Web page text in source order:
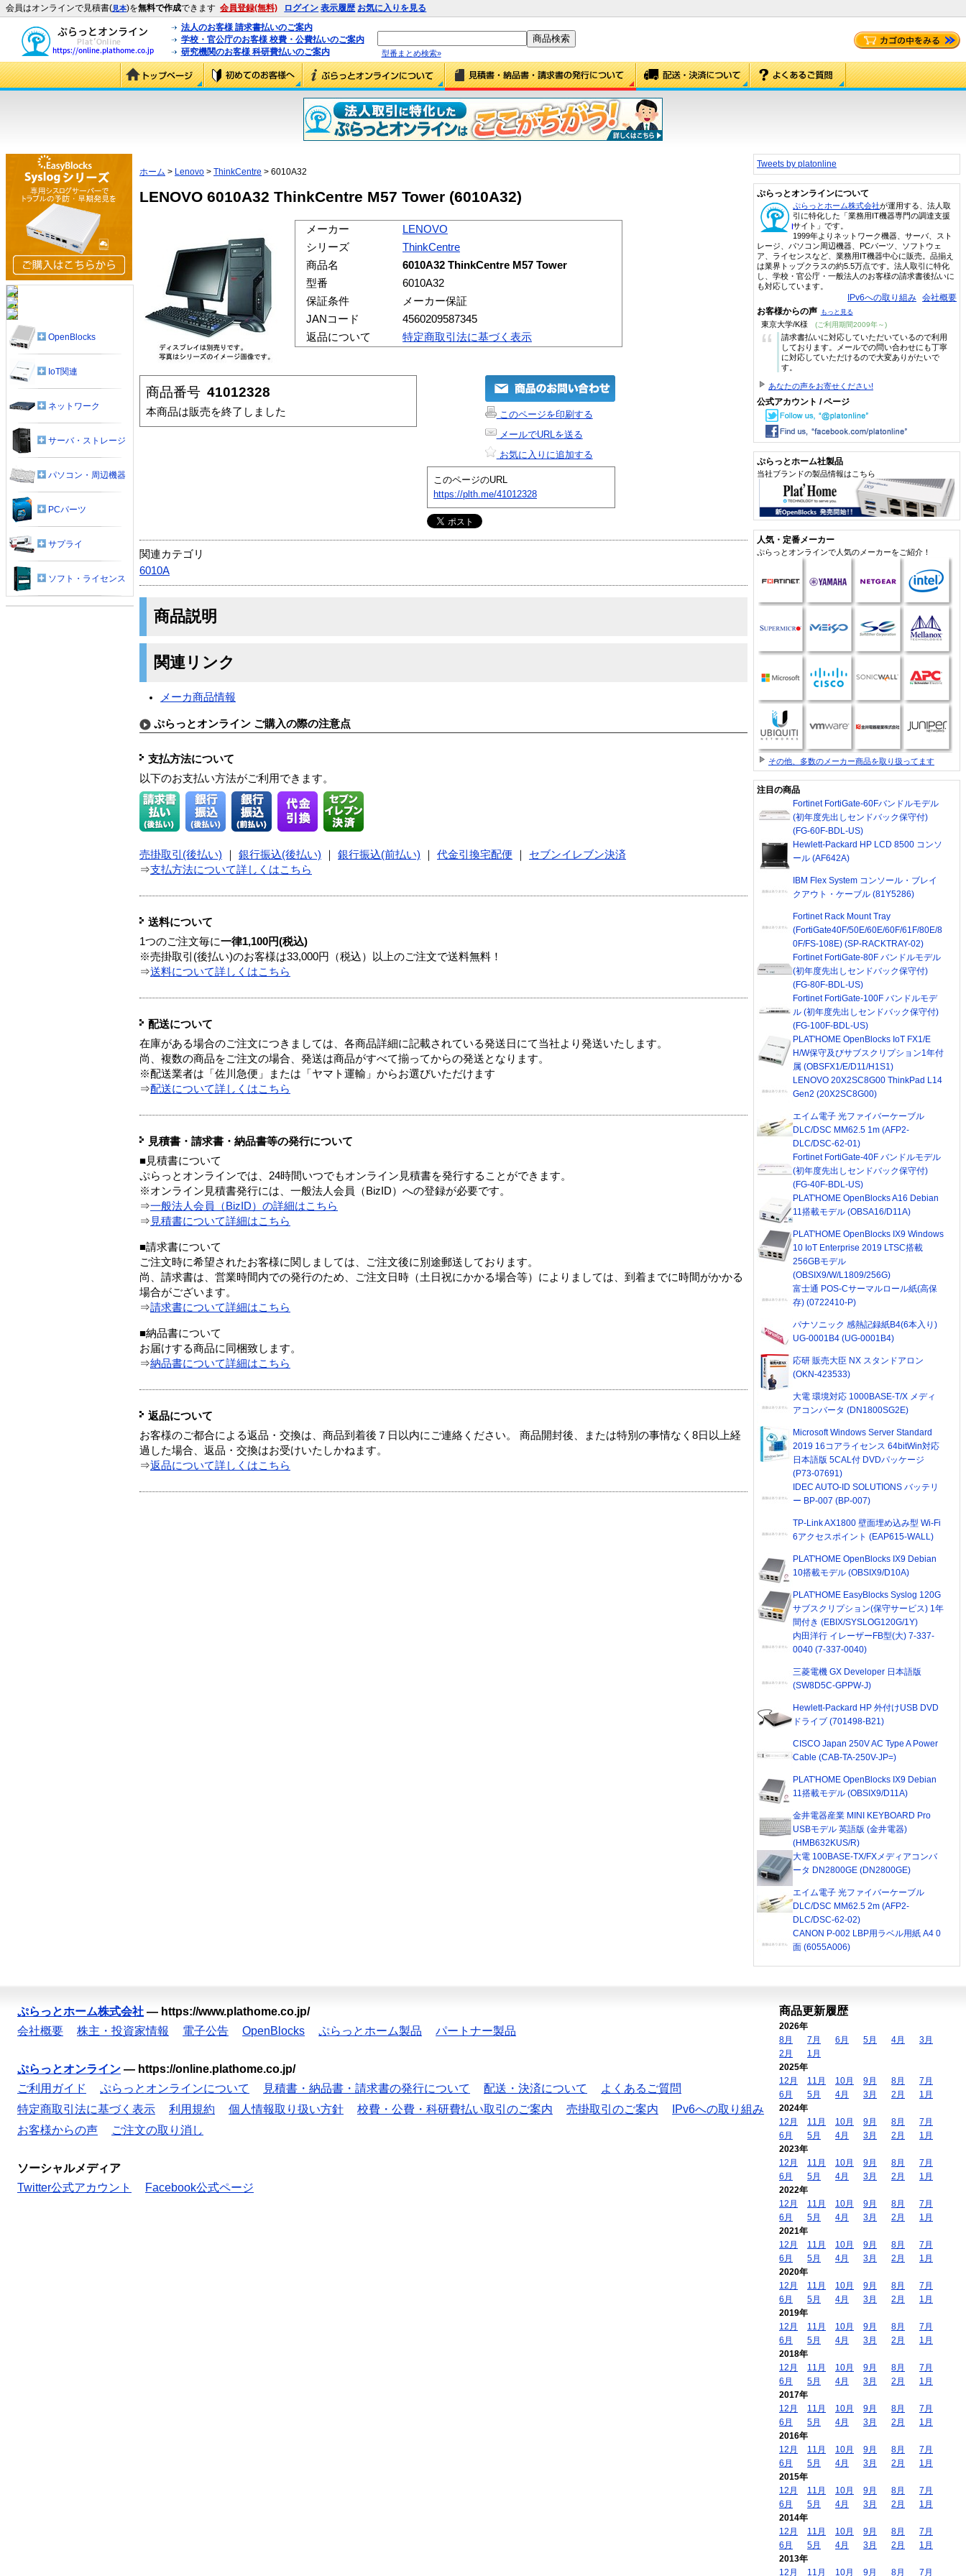
会員はオンラインで見積書(見本)を無料で作成できます 会員登録(無料) ログイン 表示履歴 お気に入りを見る
法人のお客様 請求書払いのご案内
学校・官公庁のお客様 校費・公費払いのご案内
研究機関のお客様 科研費払いのご案内
型番まとめ検索»
ホーム > Lenovo > ThinkCentre > 6010A32
LENOVO 6010A32 ThinkCentre M57 Tower (6010A32)
メーカー
LENOVO
シリーズ
ThinkCentre
商品名
6010A32 ThinkCentre M57 Tower
型番
6010A32
保証条件
メーカー保証
JANコード
4560209587345
返品について
特定商取引法に基づく表示
商品番号 41012328
本商品は販売を終了しました
このページを印刷する
メールでURLを送る
お気に入りに追加する
このページのURL
https://plth.me/41012328
関連カテゴリ
6010A
商品説明
関連リンク
メーカ商品情報
ぷらっとオンライン ご購入の際の注意点
支払方法について
以下のお支払い方法がご利用できます。
売掛取引(後払い) 銀行振込(後払い) 銀行振込(前払い) 代金引換宅配便
セブンイレブン決済
⇒支払方法について詳しくはこちら
送料について
1つのご注文毎に一律1,100円(税込)
※売掛取引(後払い)のお客様は33,000円（税込）以上のご注文で送料無料！
⇒送料について詳しくはこちら
配送について
在庫がある場合のご注文につきましては、各商品詳細に記載されている発送日にて当社より発送いたします。
尚、複数の商品をご注文の場合、発送は商品がすべて揃ってからの発送となります。
※配送業者は「佐川急便」または「ヤマト運輸」からお選びいただけます
⇒配送について詳しくはこちら
見積書・請求書・納品書等の発行について
■見積書について
ぷらっとオンラインでは、24時間いつでもオンライン見積書を発行することができます。
※オンライン見積書発行には、一般法人会員（BizID）への登録が必要です。
⇒一般法人会員（BizID）の詳細はこちら
⇒ 見積書について詳細はこちら
■請求書について
ご注文時に希望されたお客様に関しましては、ご注文後に別途郵送しております。
尚、請求書は、営業時間内での発行のため、ご注文日時（土日祝にかかる場合等）によりましては、到着までに時間がかかる
場合がございます。
⇒請求書について詳細はこちら
■納品書について
お届けする商品に同梱致します。
⇒納品書について詳細はこちら
返品について
お客様のご都合による返品・交換は、商品到着後７日以内にご連絡ください。 商品開封後、または特別の事情なく8日以上経
過した場合、返品・交換はお受けいたしかねます。
⇒返品について詳しくはこちら
OpenBlocks
IoT関連
ネットワーク
サーバ・ストレージ
パソコン・周辺機器
PCパーツ
サプライ
ソフト・ライセンス
Tweets by platonline
ぷらっとオンラインについて
ぷらっとホーム株式会社が運用する、法人取
引に特化した「業務用IT機器専門の調達支援
サイト」です。
1999年よりネットワーク機器、サーバ、スト
レージ、パソコン周辺機器、PCパーツ、ソフトウェ
ア、ライセンスなど、業務用IT機器中心に販売。品揃え
は業界トップクラスの約5.5万点です。法人取引に特化
し、学校・官公庁・一般法人のお客様の請求書後払いに
も対応しています。
IPv6への取り組み 会社概要
お客様からの声 もっと見る
東京大学/K様 (ご利用期間2009年～)
“
請求書払いに対応していただいているので利用
しております。メールでの問い合わせにも丁寧
に対応していただけるので大変ありがたいで
す。
あなたの声をお寄せください!
公式アカウント / ページ
ぷらっとホーム社製品
当社ブランドの製品情報はこちら
人気・定番メーカー
ぷらっとオンラインで人気のメーカーをご紹介！
その他、多数のメーカー商品を取り扱ってます
注目の商品
Fortinet FortiGate-60Fバンドルモデル
(初年度先出しセンドバック保守付)
(FG-60F-BDL-US)
Hewlett-Packard HP LCD 8500 コンソ
ール (AF642A)
IBM Flex System コンソール・ブレイ
クアウト・ケーブル (81Y5286)
Fortinet Rack Mount Tray
(FortiGate40F/50E/60E/60F/61F/80E/8
0F/FS-108E) (SP-RACKTRAY-02)
Fortinet FortiGate-80F バンドルモデル
(初年度先出しセンドバック保守付)
(FG-80F-BDL-US)
Fortinet FortiGate-100F バンドルモデ
ル (初年度先出しセンドバック保守付)
(FG-100F-BDL-US)
PLAT'HOME OpenBlocks IoT FX1/E
H/W保守及びサブスクリプション1年付
属 (OBSFX1/E/D11/H1S1)
LENOVO 20X2SC8G00 ThinkPad L14
Gen2 (20X2SC8G00)
エイム電子 光ファイバーケーブル
DLC/DSC MM62.5 1m (AFP2-
DLC/DSC-62-01)
Fortinet FortiGate-40F バンドルモデル
(初年度先出しセンドバック保守付)
(FG-40F-BDL-US)
PLAT'HOME OpenBlocks A16 Debian
11搭載モデル (OBSA16/D11A)
PLAT'HOME OpenBlocks IX9 Windows
10 IoT Enterprise 2019 LTSC搭載
256GBモデル
(OBSIX9/W/L1809/256G)
富士通 POS-Cサーマルロール紙(高保
存) (0722410-P)
パナソニック 感熱記録紙B4(6本入り)
UG-0001B4 (UG-0001B4)
応研 販売大臣 NX スタンドアロン
(OKN-423533)
大電 環境対応 1000BASE-T/X メディ
アコンバータ (DN1800SG2E)
Microsoft Windows Server Standard
2019 16コアライセンス 64bitWin対応
日本語版 5CAL付 DVDパッケージ
(P73-07691)
IDEC AUTO-ID SOLUTIONS バッテリ
ー BP-007 (BP-007)
TP-Link AX1800 壁面埋め込み型 Wi-Fi
6アクセスポイント (EAP615-WALL)
PLAT'HOME OpenBlocks IX9 Debian
10搭載モデル (OBSIX9/D10A)
PLAT'HOME EasyBlocks Syslog 120G
サブスクリプション(保守サービス) 1年
間付き (EBIX/SYSLOG120G/1Y)
内田洋行 イレーザーFB型(大) 7-337-
0040 (7-337-0040)
三菱電機 GX Developer 日本語版
(SW8D5C-GPPW-J)
Hewlett-Packard HP 外付けUSB DVD
ドライブ (701498-B21)
CISCO Japan 250V AC Type A Power
Cable (CAB-TA-250V-JP=)
PLAT'HOME OpenBlocks IX9 Debian
11搭載モデル (OBSIX9/D11A)
金井電器産業 MINI KEYBOARD Pro
USBモデル 英語版 (金井電器)
(HMB632KUS/R)
大電 100BASE-TX/FXメディアコンバ
ータ DN2800GE (DN2800GE)
エイム電子 光ファイバーケーブル
DLC/DSC MM62.5 2m (AFP2-
DLC/DSC-62-02)
CANON P-002 LBP用ラベル用紙 A4 0
面 (6055A006)
ぷらっとホーム株式会社 — https://www.plathome.co.jp/
会社概要
株主・投資家情報 電子公告 OpenBlocks ぷらっとホーム製品 パートナー製品
ぷらっとオンライン — https://online.plathome.co.jp/
ご利用ガイド
ぷらっとオンラインについて 見積書・納品書・請求書の発行について 配送・決済について
よくあるご質問
特定商取引法に基づく表示
利用規約 個人情報取り扱い方針 校費・公費・科研費払い取引のご案内 売掛取引のご案内
IPv6への取り組み
お客様からの声
ご注文の取り消し
ソーシャルメディア
Twitter公式アカウント
Facebook公式ページ
商品更新履歴
2026年
8月
7月 6月 5月 4月
3月
2月
1月
2025年
12月
11月 10月 9月 8月
7月
6月
5月 4月 3月 2月
1月
2024年
12月
11月 10月 9月 8月
7月
6月
5月 4月 3月 2月
1月
2023年
12月
11月 10月 9月 8月
7月
6月
5月 4月 3月 2月
1月
2022年
12月
11月 10月 9月 8月
7月
6月
5月 4月 3月 2月
1月
2021年
12月
11月 10月 9月 8月
7月
6月
5月 4月 3月 2月
1月
2020年
12月
11月 10月 9月 8月
7月
6月
5月 4月 3月 2月
1月
2019年
12月
11月 10月 9月 8月
7月
6月
5月 4月 3月 2月
1月
2018年
12月
11月 10月 9月 8月
7月
6月
5月 4月 3月 2月
1月
2017年
12月
11月 10月 9月 8月
7月
6月
5月 4月 3月 2月
1月
2016年
12月
11月 10月 9月 8月
7月
6月
5月 4月 3月 2月
1月
2015年
12月
11月 10月 9月 8月
7月
6月
5月 4月 3月 2月
1月
2014年
12月
11月 10月 9月 8月
7月
6月
5月 4月 3月 2月
1月
2013年
12月
11月 10月 9月 8月 7月